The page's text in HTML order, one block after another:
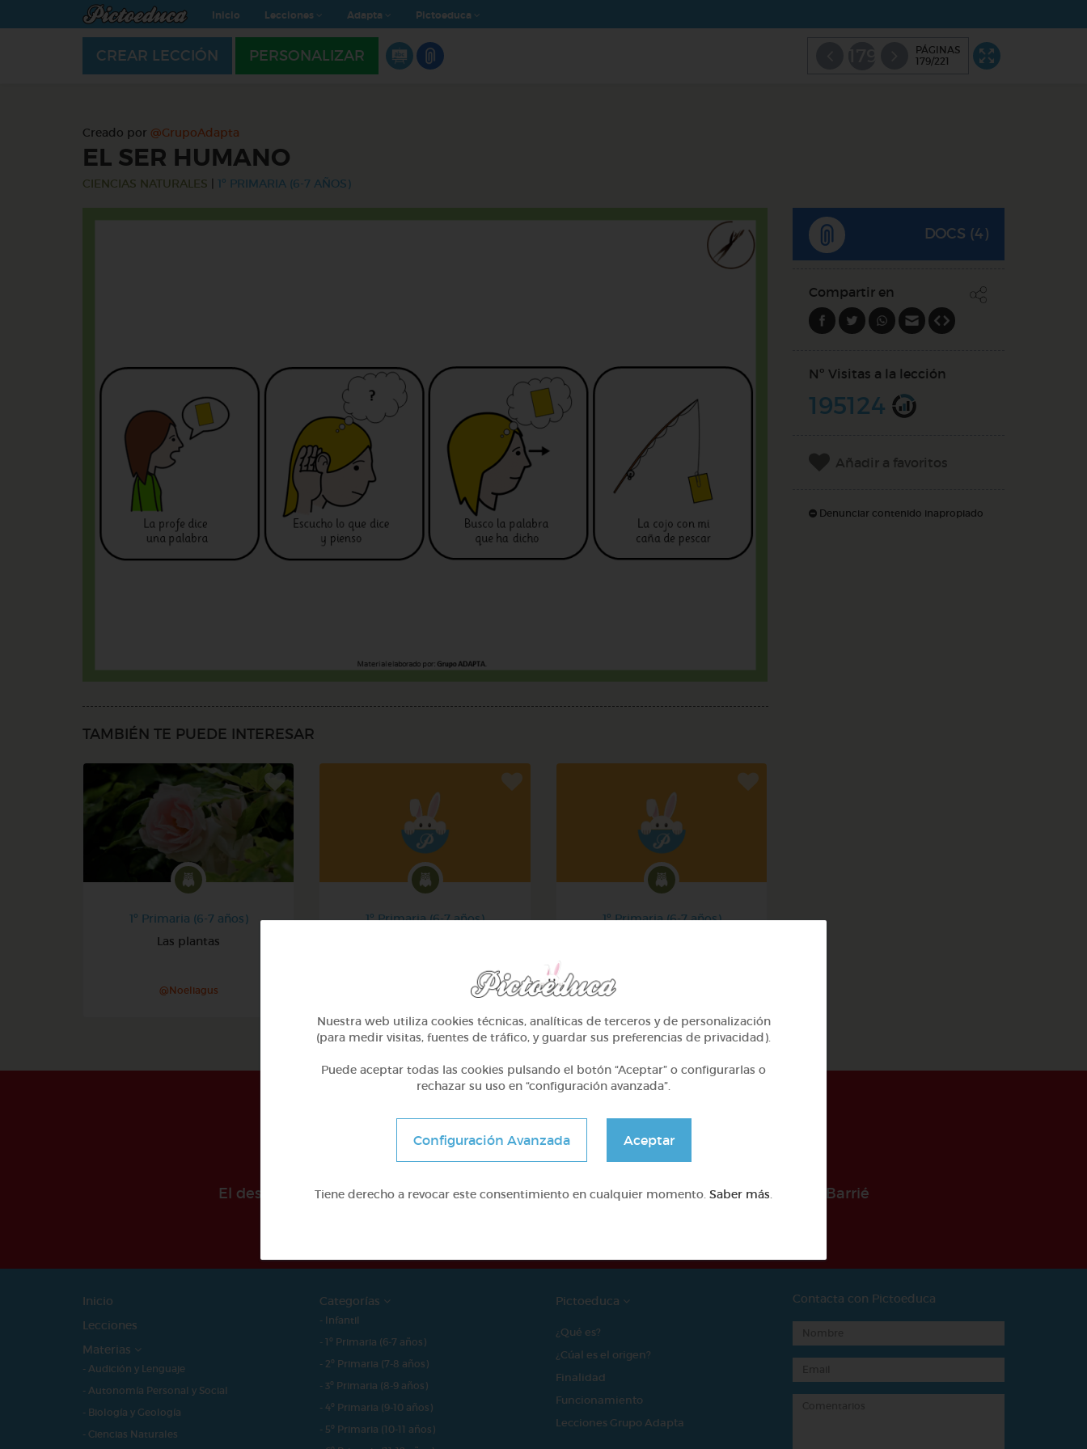
Inicio Lecciones Adapta Pictoeduca
CREAR LECCIÓN PERSONALIZAR
PÁGINAS
179/221
Creado por @GrupoAdapta
EL SER HUMANO
CIENCIAS NATURALES 1º PRIMARIA (6-7 AÑOS)
TAMBIÉN TE PUEDE INTERESAR
1º Primaria (6-7 años)
Las plantas
@Noeliagus
1º Primaria (6-7 años)
1º Primaria (6-7 años)
DOCS (4)
Compartir en
Nº Visitas a la lección
195124
Añadir a favoritos
Denunciar contenido inapropiado
El desarollo de este proyecto ha sido posible gracias al mecenazgo de la Fundación Barrié
Inicio
Lecciones
Materias
- Audición y Lenguaje
- Autonomía Personal y Social
- Biología y Geología
- Ciencias Naturales
Categorías
- Infantil
- 1º Primaria (6-7 años)
- 2º Primaria (7-8 años)
- 3º Primaria (8-9 años)
- 4º Primaria (9-10 años)
- 5º Primaria (10-11 años)
Pictoeduca
¿Qué es?
¿Cúal es el origen?
Finalidad
Funcionamiento
Lecciones Grupo Adapta
Contacta con Pictoeduca
Nuestra web utiliza cookies técnicas, analíticas de terceros y de personalización
(para medir visitas, fuentes de tráfico, y guardar sus preferencias de privacidad).
Puede aceptar todas las cookies pulsando el botón “Aceptar” o configurarlas o
rechazar su uso en “configuración avanzada”.
Configuración Avanzada Aceptar
Tiene derecho a revocar este consentimiento en cualquier momento. Saber más.